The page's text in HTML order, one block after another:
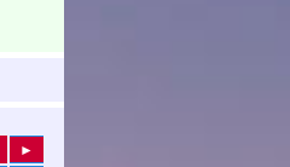
►